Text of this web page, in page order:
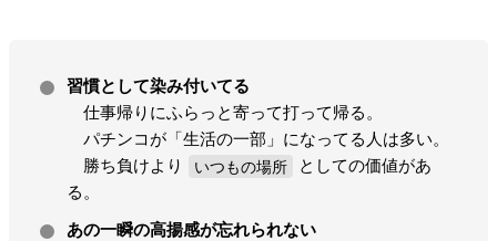
習慣として染み付いてる
仕事帰りにふらっと寄って打って帰る。
パチンコが「生活の一部」になってる人は多い。
勝ち負けより
いつもの場所
としての価値があ
る。
あの一瞬の高揚感が忘れられない